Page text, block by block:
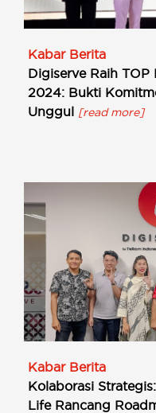
Kabar Berita
Digiserve Raih
2024: Bukti
Unggul [read more]
Kabar Berita
Kolaborasi
Life Rancang